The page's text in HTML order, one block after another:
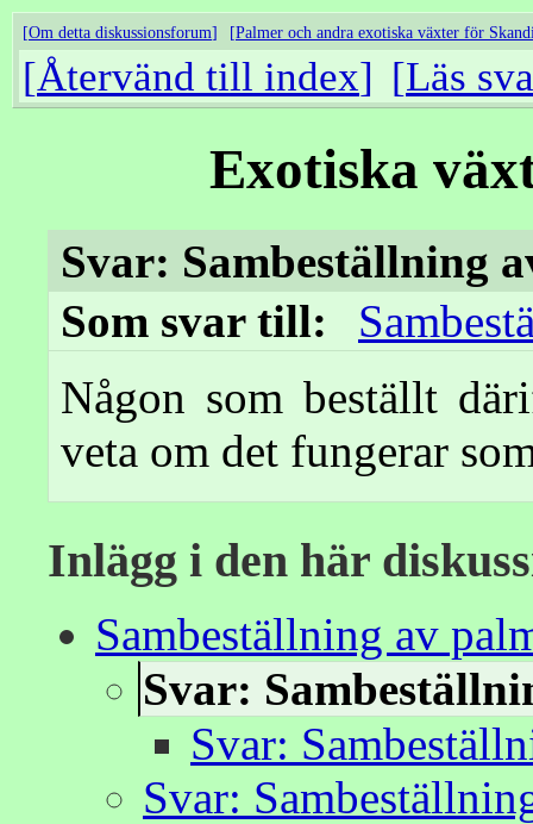
Om detta diskussionsforum Palmer och andra exotiska växter för
Återvänd till index Läs
Exotiska
Svar: Sambeställning
Som svar till:
Någon som beställt
veta om det fungerar
Inlägg i den här
Sambeställning av
Svar:
Svar:
Svar: